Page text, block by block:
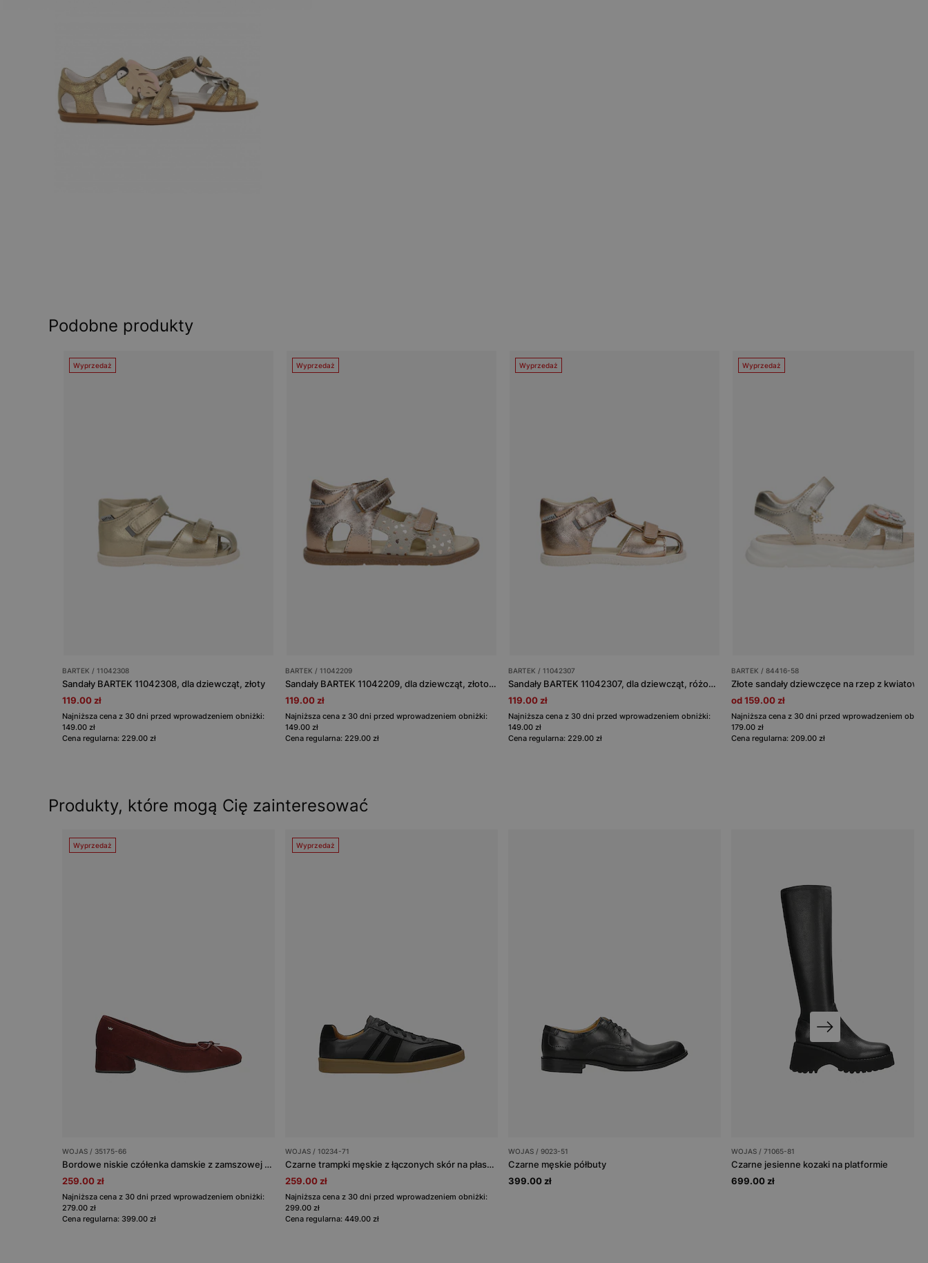
Podobne produkty
Wyprzedaż
BARTEK / 11042308
Sandały BARTEK 11042308, dla dziewcząt, złoty
119.00 zł
Najniższa cena z 30 dni przed wprowadzeniem obniżki:
149.00 zł
Cena regularna: 229.00 zł
Wyprzedaż
BARTEK / 11042209
Sandały BARTEK 11042209, dla dziewcząt, złoto-beżowy
119.00 zł
Najniższa cena z 30 dni przed wprowadzeniem obniżki:
149.00 zł
Cena regularna: 229.00 zł
Wyprzedaż
BARTEK / 11042307
Sandały BARTEK 11042307, dla dziewcząt, różowe złoto
119.00 zł
Najniższa cena z 30 dni przed wprowadzeniem obniżki:
149.00 zł
Cena regularna: 229.00 zł
Wyprzedaż
BARTEK / 84416-58
od 159.00 zł
Najniższa cena z 30 dni przed wprowadzeniem
179.00 zł
Cena regularna: 209.00 zł
Produkty, które mogą Cię zainteresować
Wyprzedaż
WOJAS / 35175-66
Bordowe niskie czółenka damskie z zamszowej skóry
259.00 zł
Najniższa cena z 30 dni przed wprowadzeniem obniżki:
279.00 zł
Cena regularna: 399.00 zł
Wyprzedaż
WOJAS / 10234-71
Czarne trampki męskie z łączonych skór na płaskiej podeszwie
259.00 zł
Najniższa cena z 30 dni przed wprowadzeniem obniżki:
299.00 zł
Cena regularna: 449.00 zł
WOJAS / 9023-51
Czarne męskie półbuty
399.00 zł
WOJAS / 71065-81
Czarne jesienne kozaki na platformie
699.00 zł